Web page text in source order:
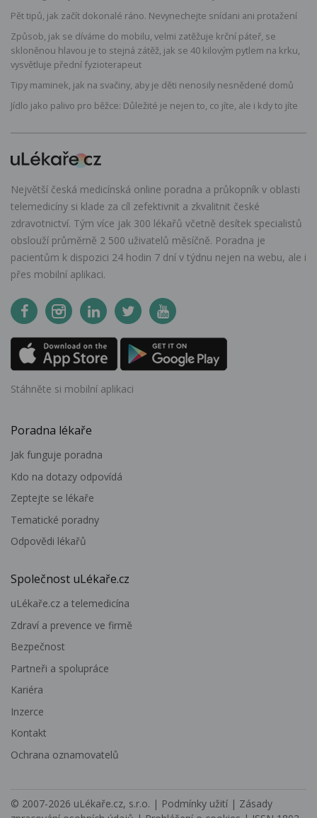
Pět tipů, jak začít dokonalé ráno. Nevynechejte snídani ani protažení
Způsob, jak se díváme do mobilu, velmi zatěžuje krční páteř, se
skloněnou hlavou je to stejná zátěž, jak se 40 kilovým pytlem na krku,
vysvětluje přední fyzioterapeut
Tipy maminek, jak na svačiny, aby je děti nenosily nesnědené domů
Jídlo jako palivo pro běžce: Důležité je nejen to, co jíte, ale i kdy to jíte
Největší česká medicínská online poradna a průkopník v oblasti
telemedicíny si klade za cíl zefektivnit a zkvalitnit české
zdravotnictví. Tým více jak 300 lékařů včetně desítek specialistů
obslouží průměrně 2 500 uživatelů měsíčně. Poradna je
pacientům k dispozici 24 hodin 7 dní v týdnu nejen na webu, ale i
přes mobilní aplikaci.
Stáhněte si mobilní aplikaci
Poradna lékaře
Jak funguje poradna
Kdo na dotazy odpovídá
Zeptejte se lékaře
Tematické poradny
Odpovědi lékařů
Společnost uLékaře.cz
uLékaře.cz a telemedicína
Zdraví a prevence ve firmě
Bezpečnost
Partneři a spolupráce
Kariéra
Inzerce
Kontakt
Ochrana oznamovatelů
© 2007-2026 uLékaře.cz, s.r.o. | Podmínky užití | Zásady